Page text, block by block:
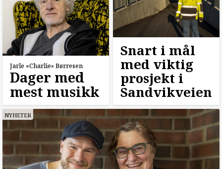
Jarle «Charlie» Børresen
Dager med
mest musikk
Snart i mål
med viktig
prosjekt i
Sandvikveien
NYHETER